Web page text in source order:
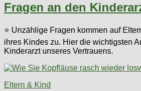
Fragen an den
⭐ Unzählige Fragen kommen auf
ihres Kindes zu. Hier die wichtigsten
Kinderarzt unseres Vertrauens.
Eltern & Kind